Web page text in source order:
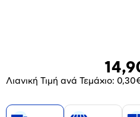
Λιανική Τιμή ανά Τεμάχιο: